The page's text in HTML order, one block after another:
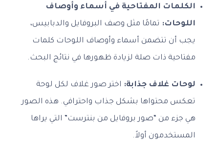
الكلمات المفتاحية في أسماء وأوصاف
اللوحات: تمامًا مثل وصف البروفايل والدبابيس،
يجب أن تتضمن أسماء وأوصاف اللوحات كلمات
مفتاحية ذات صلة لزيادة ظهورها في نتائج البحث.
لوحات غلاف جذابة: اختر صور غلاف لكل لوحة
تعكس محتواها بشكل جذاب واحترافي. هذه الصور
هي جزء من “صور بروفايل من بنترست” التي يراها
المستخدمون أولاً.